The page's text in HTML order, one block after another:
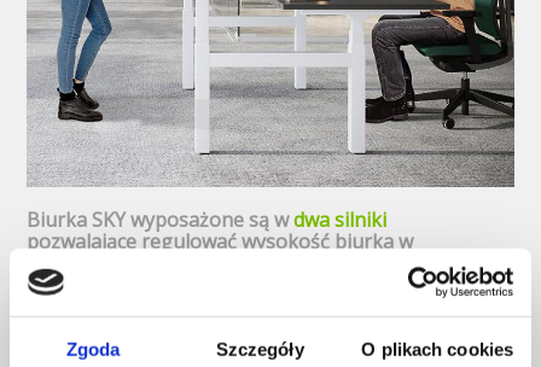
Zgoda Szczegóły O plikach cookies
Biurka SKY wyposażone są wdwa silniki
pozwalające regulować wysokość biurka w
zakresie
właściwą ergonomię i pozwala na
Dodatkowym udogodnieniem są
cyfrowe moduły